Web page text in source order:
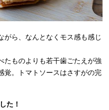
がら、なんとなくモス感も感じ
たものよりも若干歯ごたえが強
覚。トマトソースはさすがの完
た！